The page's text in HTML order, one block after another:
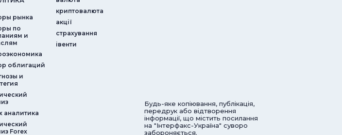
рынка
по
и
облигаций
и
аналитика
Forex
криптовалюта
акції
страхування
iвенти
Будь-яке копіювання, публікація,
передрук або відтворення
інформації, що містить посилання
на "Інтерфакс-Україна" суворо
забороняється.